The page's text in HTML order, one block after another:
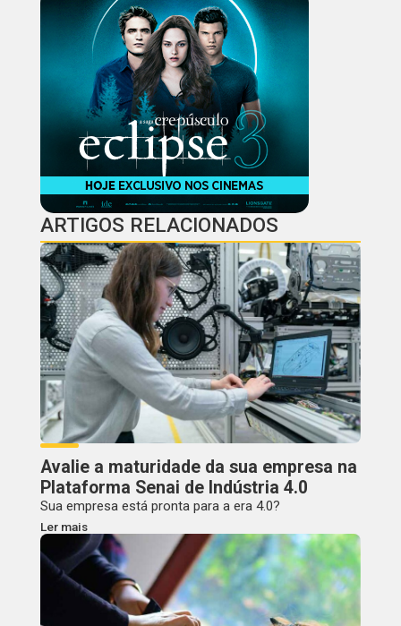
ARTIGOS RELACIONADOS
Avalie a maturidade da sua empresa na
Plataforma Senai de Indústria 4.0
Sua empresa está pronta para a era 4.0?
Ler mais